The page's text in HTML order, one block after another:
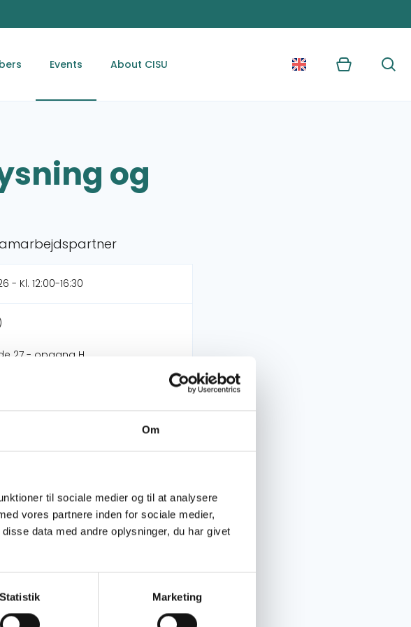
Om
til sociale medier og til at analysere
vores partnere inden for sociale medier,
data med andre oplysninger, du har givet
Statistik Marketing
Events About CISU Kurv Søg
og
- Kl. 12:00-16:30
27 - opgang H
i OpEn og Connect